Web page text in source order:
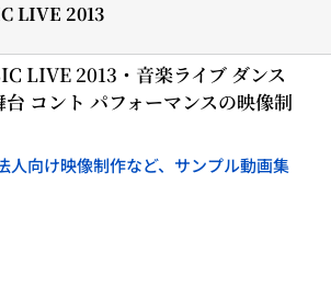
LIVE 2013
LIVE 2013・音楽ライブ ダンス
台 コント パフォーマンスの映像制
人向け映像制作など、サンプル動画集